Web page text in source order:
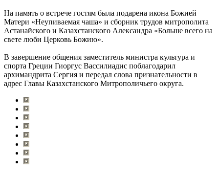
На память о встрече гостям была подарена икона Божией
Матери «Неупиваемая чаша» и сборник трудов митрополита
Астанайского и Казахстанского Александра «Больше всего на
свете люби Церковь Божию».
В завершение общения заместитель министра культура и
спорта Греции Гиоргус Вассилиадис поблагодарил
архимандрита Сергия и передал слова признательности в
адрес Главы Казахстанского Митрополичьего округа.